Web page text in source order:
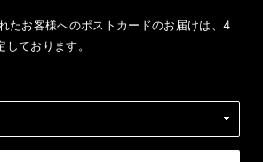
たお客様へのポストカードのお届けは、4
ております。